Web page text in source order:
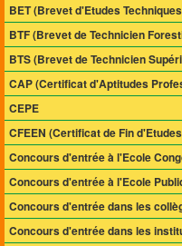
BET (Brevet d'Etudes
BTF (Brevet de Technicien
BTS (Brevet de Technicien
CAP (Certificat d'Aptitudes
CEPE
CFEEN (Certificat de Fin
Concours d'entrée à l'Ecole
Concours d'entrée à l'Ecole
Concours d'entrée dans les
Concours d'entrée dans les